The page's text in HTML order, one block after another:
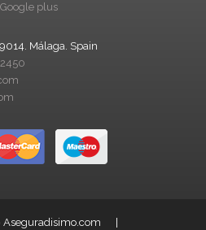
Google plus
Málaga. Spain